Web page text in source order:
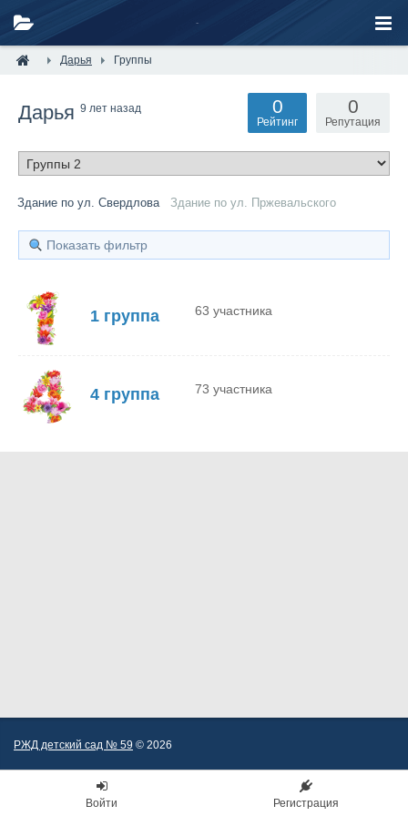
Дарья Группы
Дарья 9 лет назад 0
Репутация
0
Рейтинг
Здание по ул. Свердлова Здание по ул. Пржевальского
Показать фильтр
1 группа 63 участника
4 группа 73 участника
РЖД детский сад № 59 © 2026
Войти Регистрация